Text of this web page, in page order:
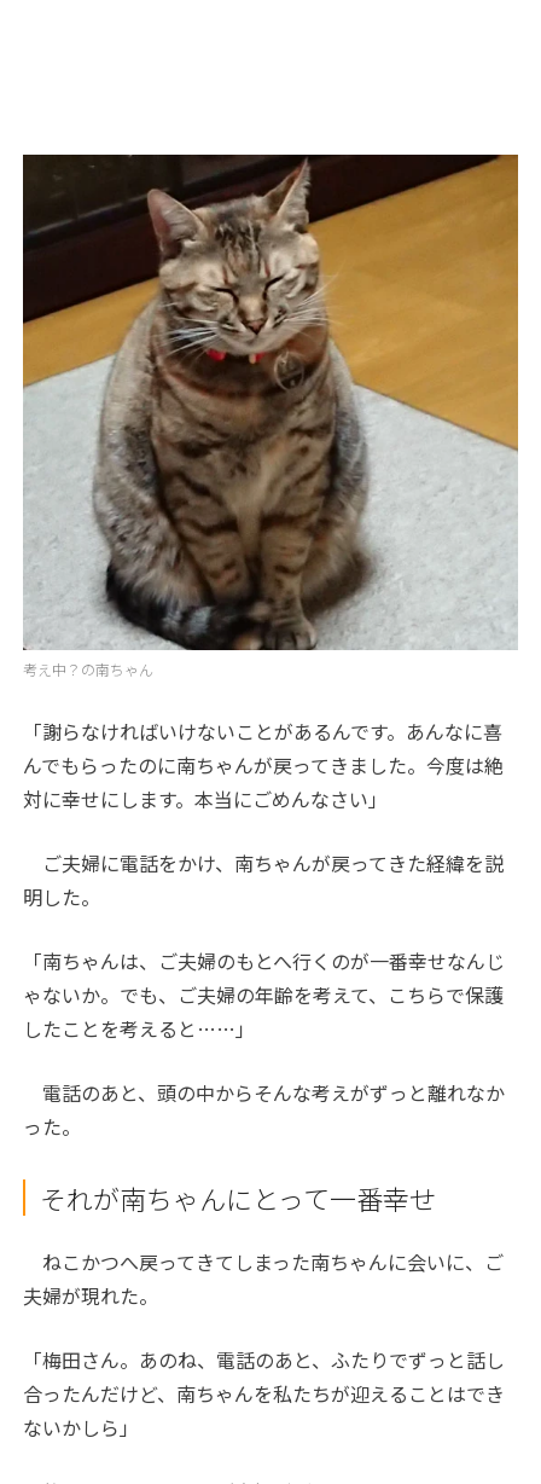
考え中？の南ちゃん
「謝らなければいけないことがあるんです。あんなに喜
んでもらったのに南ちゃんが戻ってきました。今度は絶
対に幸せにします。本当にごめんなさい」
ご夫婦に電話をかけ、南ちゃんが戻ってきた経緯を説
明した。
「南ちゃんは、ご夫婦のもとへ行くのが一番幸せなんじ
ゃないか。でも、ご夫婦の年齢を考えて、こちらで保護
したことを考えると……」
電話のあと、頭の中からそんな考えがずっと離れなか
った。
それが南ちゃんにとって一番幸せ
ねこかつへ戻ってきてしまった南ちゃんに会いに、ご
夫婦が現れた。
「梅田さん。あのね、電話のあと、ふたりでずっと話し
合ったんだけど、南ちゃんを私たちが迎えることはでき
ないかしら」